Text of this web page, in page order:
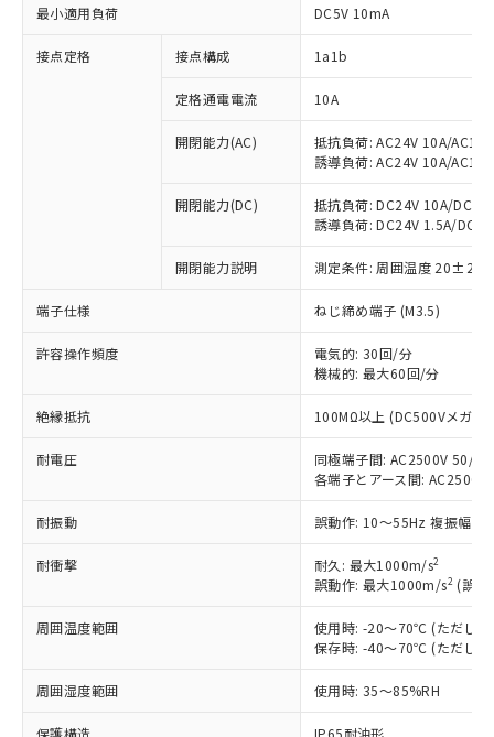
最小適用負荷 DC5V 10mA
接点定格 接点構成 1a1b
定格通電電流 10A
開閉能力(AC)
抵抗負荷: AC24V 10A/
誘導負荷: AC24V 10A/
開閉能力(DC)
抵抗負荷: DC24V 10A/
誘導負荷: DC24V 1.5A/
開閉能力説明 測定条件: 周囲温度 20±2℃
端子仕様 ねじ締め端子 (M3.5)
許容操作頻度
電気的: 30回/分
機械的: 最大60回/分
絶縁抵抗 100MΩ以上 (DC500Vメガ)
耐電圧
同極端子間: AC2500V 50/
各端子とアース間:
耐振動 誤動作: 10～55Hz 複振幅
耐衝撃 耐久: 最大1000m/s2
誤動作: 最大1000m/s2 (誤動
周囲温度範囲
使用時: -20～70℃ (ただし、
保存時: -40～70℃ (ただし、
周囲湿度範囲 使用時: 35～85%RH
保護構造 IP65耐油形
以下の条件をお読みいただき、同意のうえ
ご利用ください。
本サービスは、当社制御機器事業取扱
商品の当社在庫状況および標準価格
(税抜)を提供させていただくもので
当社制御機器事業取扱商品の中には、
本サービスの対象外となる商品もある
ことをご了承ください。
在庫状況および標準価格照会結果は、
記載している更新日時点での社内デー
タに基づき作成されるものであり、閲
覧された時点での実際の在庫および標
準価格とは異なる場合があることをご
※1 対応状況
対応済み：EU RoHS指令（10物質）の
非含有に対応した製品が提供可能な商品で
対応予定：EU RoHS指令（10物質）の非含
有に対応した製品に切り替える予定のある
商品です。
対応予定なし：EU RoHS指令（10物質）の
定はありません。
調査・確認中：EU RoHS指令（10物質）の
非含有の対応状況を調査中または確認中の
非該当品：ライセンス料など無形物で、有
害物質有無と関係のない商品です。
仕入先様の事情により、非含有部品として
いたものが、含有品と判明した場合などや
むを得ず変更することがあります。
鉛(Pb) 1000ppm以下、 水銀(Hg) 1000ppm以下、 カド
ミウム(Cd) 100ppm以下、
六価クロム(Cr(Ⅵ)) 1000ppm以下、ポリ臭化ビフェニル
類(PBB) 1000ppm以下、ポリ臭化ジフェニルエーテル類
「○」：最大均質材料含有率が中国RoHSの
基準値以下であることを示します。
「×」：最大均質材料含有率が中国RoHSの
基準値を超えていることを示します。
「－」：未確認です。当社販売部門へお問
い合わせください。
Pb(鉛) :1000ppm、 Hg(水銀) : 1000ppm、 Cd(カドミウ
Cr(Ⅵ)(六価クロム) : 1000ppm、 PBBs(ポリ臭化ビフェ
当社は、これら貴社製品のうち、外国
為替および外国貿易法に定める商品
（以下｢規制貨物等」という）を輸出
または国外への提供する場合は、日本
国政府の輸出許可(または役務取引許
可)を取得するなどの必要な手続きを
号